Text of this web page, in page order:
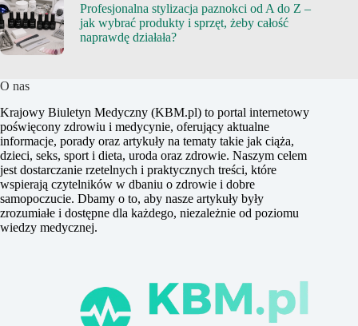
Profesjonalna stylizacja paznokci od A do Z –
jak wybrać produkty i sprzęt, żeby całość
naprawdę działała?
O nas
Krajowy Biuletyn Medyczny (KBM.pl) to portal internetowy
poświęcony zdrowiu i medycynie, oferujący aktualne
informacje, porady oraz artykuły na tematy takie jak ciąża,
dzieci, seks, sport i dieta, uroda oraz zdrowie. Naszym celem
jest dostarczanie rzetelnych i praktycznych treści, które
wspierają czytelników w dbaniu o zdrowie i dobre
samopoczucie. Dbamy o to, aby nasze artykuły były
zrozumiałe i dostępne dla każdego, niezależnie od poziomu
wiedzy medycznej.